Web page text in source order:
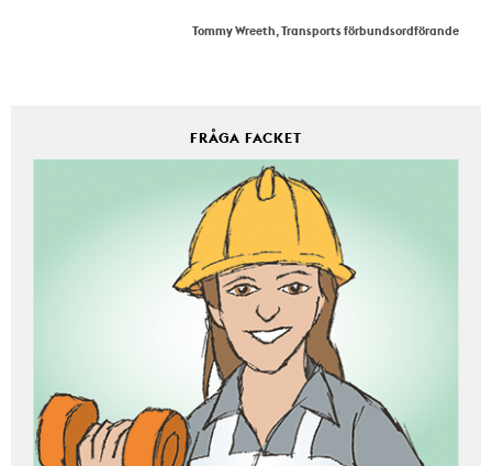
Tommy Wreeth, Transports förbundsordförande
FRÅGA FACKET